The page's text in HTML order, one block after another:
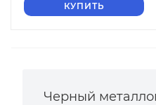
КУПИТЬ
Черный